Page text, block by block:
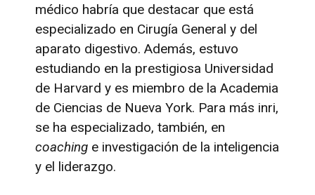
médico habría que destacar que está
especializado en Cirugía General y del
aparato digestivo. Además, estuvo
estudiando en la prestigiosa Universidad
de Harvard y es miembro de la Academia
de Ciencias de Nueva York. Para más inri,
se ha especializado, también, en
coaching e investigación de la inteligencia
y el liderazgo.